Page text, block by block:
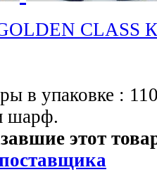
CLASS
в упаковке :
шарф.
этот